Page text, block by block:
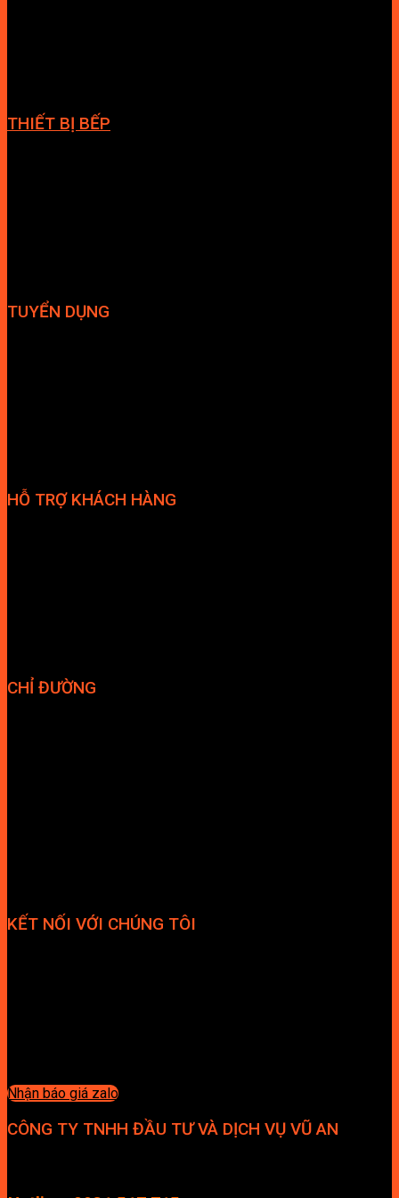
THIẾT BỊ BẾP
TUYỂN DỤNG
HỖ TRỢ KHÁCH HÀNG
CHỈ ĐƯỜNG
KẾT NỐI VỚI CHÚNG TÔI
Nhận báo giá zalo
CÔNG TY TNHH ĐẦU TƯ VÀ DỊCH VỤ VŨ AN